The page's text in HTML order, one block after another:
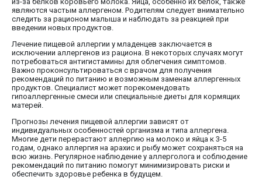
являются частым аллергеном. Родителям следует внимательно
следить за рационом малыша и наблюдать за реакцией при
введении новых продуктов.
Лечение пищевой аллергии у младенцев заключается в
исключении аллергенов из рациона. В некоторых случаях могут
потребоваться антигистамины для облегчения симптомов.
Важно проконсультироваться с врачом для получения
рекомендаций по питанию и возможным заменам аллергенных
продуктов. Специалист может порекомендовать
гипоаллергенные смеси или специальные диеты для кормящих
матерей.
Прогнозы лечения пищевой аллергии зависят от
индивидуальных особенностей организма и типа аллергена.
Многие дети перерастают аллергию на молоко и яйца к 3-5
годам, однако аллергия на арахис и рыбу может сохраняться на
всю жизнь. Регулярное наблюдение у аллерголога и соблюдение
рекомендаций по питанию помогут минимизировать риски и
обеспечить здоровье ребенка в будущем.